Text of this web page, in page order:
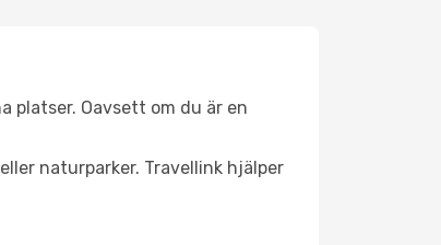
platser. Oavsett om du är en
naturparker. Travellink hjälper